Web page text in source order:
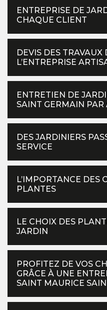
ENTREPRISE DE
CHAQUE CLIENT
DEVIS DES TRAVAUX
L’ENTREPRISE
ENTRETIEN DE
SAINT GERMAIN
DES JARDINIERS
SERVICE
L’IMPORTANCE DES
PLANTES
LE CHOIX DES
JARDIN
PROFITEZ DE VOS
GRÂCE À UNE
SAINT MAURICE